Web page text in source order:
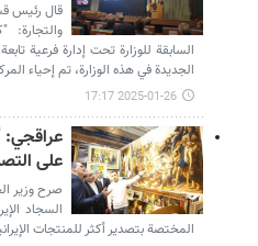
قال رئيس
والتجارة:
السابقة للوزارة تحت إدارة فرعية
الجديدة في هذه الوزارة، تم إحياء
2025-01-26 17:17
عراقجي:
على
صرح وزير
السجاد
المختصة بتصدير أكثر للمنتجات